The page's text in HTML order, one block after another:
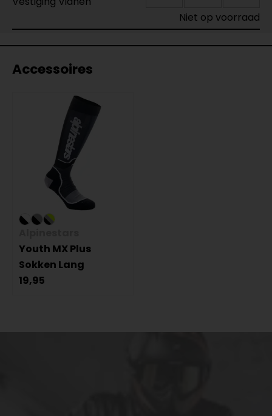
Niet op voorraad
Accessoires
Youth MX Plus
Sokken Lang
19,95